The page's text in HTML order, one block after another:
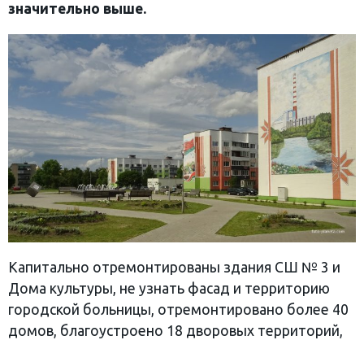
значительно выше.
Капитально отремонтированы здания СШ № 3 и
Дома культуры, не узнать фасад и территорию
городской больницы, отремонтировано более 40
домов, благоустроено 18 дворовых территорий,